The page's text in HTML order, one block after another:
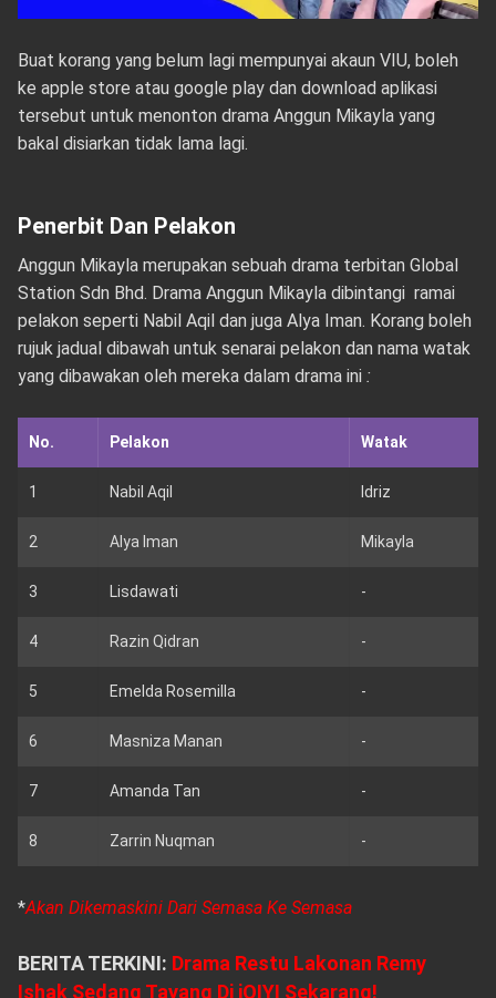
Buat korang yang belum lagi mempunyai akaun VIU, boleh
ke apple store atau google play dan download aplikasi
tersebut untuk menonton drama Anggun Mikayla yang
bakal disiarkan tidak lama lagi.
Penerbit Dan Pelakon
Anggun Mikayla merupakan sebuah drama terbitan Global
Station Sdn Bhd. Drama Anggun Mikayla dibintangi ramai
pelakon seperti Nabil Aqil dan juga Alya Iman. Korang boleh
rujuk jadual dibawah untuk senarai pelakon dan nama watak
yang dibawakan oleh mereka dalam drama ini:
No. Pelakon Watak
1 Nabil Aqil Idriz
2 Alya Iman Mikayla
3 Lisdawati -
4 Razin Qidran -
5 Emelda Rosemilla -
6 Masniza Manan -
7 Amanda Tan -
8 Zarrin Nuqman -
*Akan Dikemaskini Dari Semasa Ke Semasa
BERITA TERKINI: Drama Restu Lakonan Remy
Ishak Sedang Tayang Di iQIYI Sekarang!